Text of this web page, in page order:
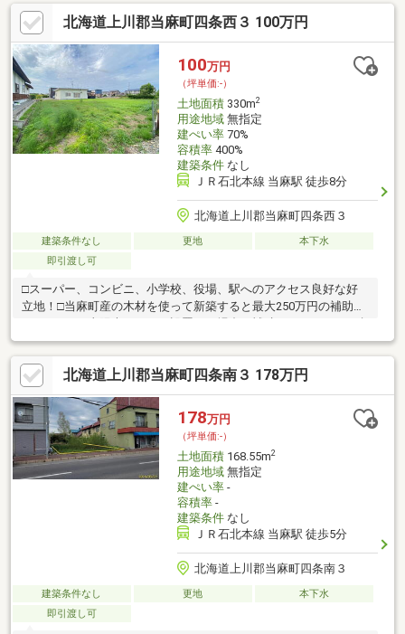
北海道上川郡当麻町四条西３ 100万円
100万円
（坪単価:-）
土地面積330m2
用途地域無指定
建ぺい率70%
容積率400%
建築条件なし
ＪＲ石北本線 当麻駅 徒歩8分
北海道上川郡当麻町四条西３
建築条件なし 更地
本下水
即引渡し可
□スーパー、コンビニ、小学校、役場、駅へのアクセス良好な好
立地！□当麻町産の木材を使って新築すると最大250万円の補助が
雪槽やロードヒーティングを設置する場合、補助があります！□
中学生以下の医療費が無料など、充実した子育て支援がありま
す！□不整形地のため購入しやすい金額にしました！
北海道上川郡当麻町四条南３ 178万円
178万円
（坪単価:-）
土地面積168.55m2
用途地域無指定
建ぺい率-
容積率-
建築条件なし
ＪＲ石北本線 当麻駅 徒歩5分
北海道上川郡当麻町四条南３
建築条件なし 更地
本下水
即引渡し可